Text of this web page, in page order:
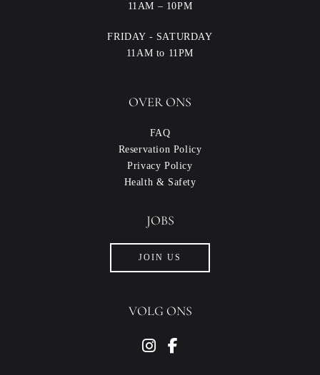
11AM – 10PM
FRIDAY - SATURDAY
11AM to 11PM
OVER ONS
FAQ
Reservation Policy
Privacy Policy
Health & Safety
JOBS
JOIN US
VOLG ONS
instagram